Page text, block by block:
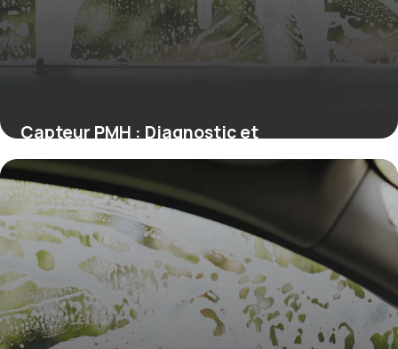
Capteur PMH : Diagnostic et
Remplacement Guide 2024
12 juillet 2026